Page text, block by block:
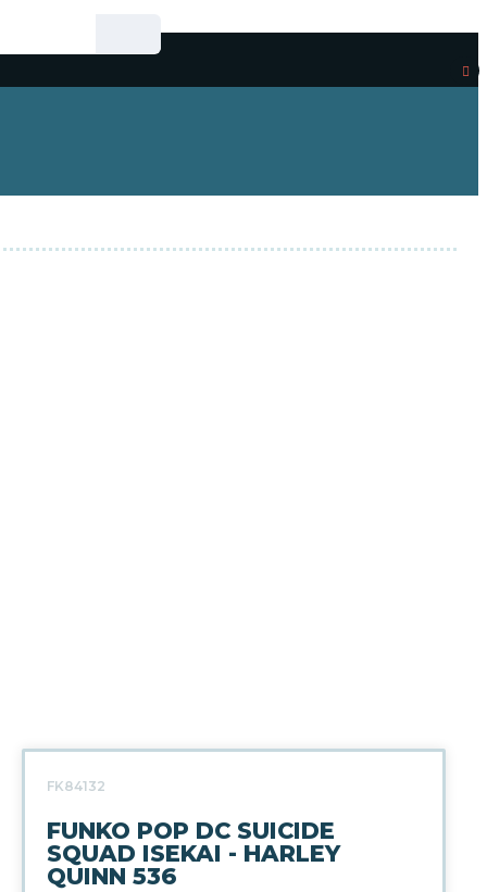
FK84132
FUNKO POP DC SUICIDE
SQUAD ISEKAI - HARLEY
QUINN 536